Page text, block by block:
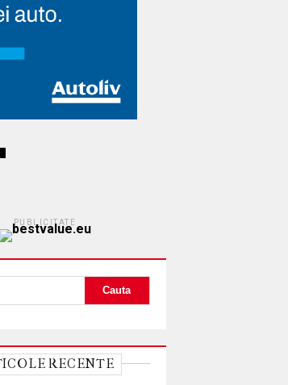
PUBLICITATE
RECENTE